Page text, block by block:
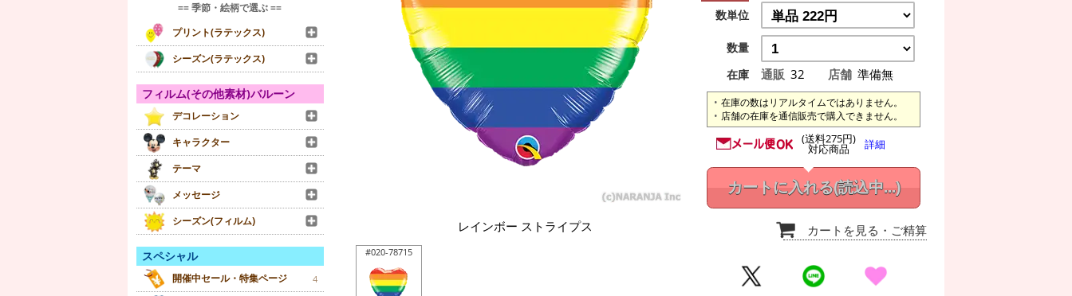
== 季節・絵柄で選ぶ ==
プリント(ラテックス)
シーズン(ラテックス)
フィルム(その他素材)バルーン
デコレーション
キャラクター
テーマ
メッセージ
シーズン(フィルム)
スペシャル
開催中セール・特集ページ 4
レインボー ストライプス
#020-78715
数単位
数量
在庫
通販 32 店舗 準備無
在庫の数はリアルタイムではありません。
店舗の在庫を通信販売で購入できません。
(送料275円)
対応商品 詳細
カートに入れる(読込中...)
カートを見る ・ご精算